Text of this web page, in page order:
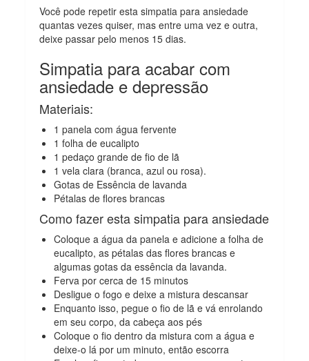
Você pode repetir esta simpatia para ansiedade
quantas vezes quiser, mas entre uma vez e outra,
deixe passar pelo menos 15 dias.
Simpatia para acabar com
ansiedade e depressão
Materiais:
1 panela com água fervente
1 folha de eucalipto
1 pedaço grande de fio de lã
1 vela clara (branca, azul ou rosa).
Gotas de Essência de lavanda
Pétalas de flores brancas
Como fazer esta simpatia para ansiedade
Coloque a água da panela e adicione a folha de
eucalipto, as pétalas das flores brancas e
algumas gotas da essência da lavanda.
Ferva por cerca de 15 minutos
Desligue o fogo e deixe a mistura descansar
Enquanto isso, pegue o fio de lã e vá enrolando
em seu corpo, da cabeça aos pés
Coloque o fio dentro da mistura com a água e
deixe-o lá por um minuto, então escorra